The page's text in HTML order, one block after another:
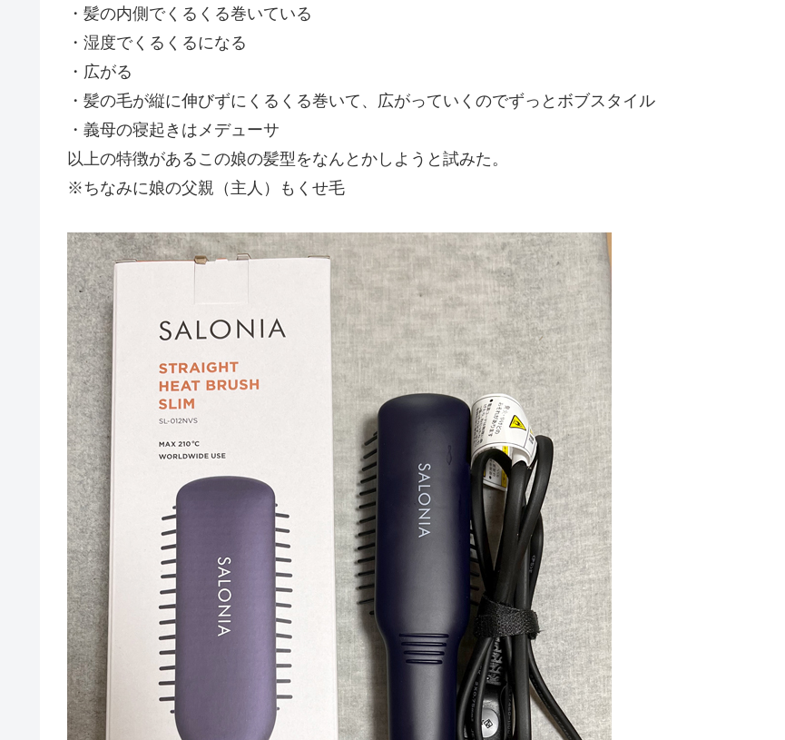
・髪の内側でくるくる巻いている
・湿度でくるくるになる
・広がる
・髪の毛が縦に伸びずにくるくる巻いて、広がっていくのでずっとボブスタイル
・義母の寝起きはメデューサ
以上の特徴があるこの娘の髪型をなんとかしようと試みた。
※ちなみに娘の父親（主人）もくせ毛